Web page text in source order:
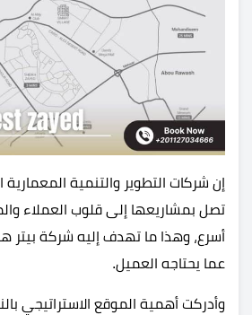
إن شركات التطوير والتنمية
تصل بمشاريعها إلى قلوب العملاء
أسرع، وهذا ما تهدف إليه شركة بيتر
عما يحتاجه العميل.
وأدركت أهمية الموقع الاستراتيجي